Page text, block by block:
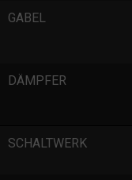
GABEL
DÄMPFER
SCHALTWERK